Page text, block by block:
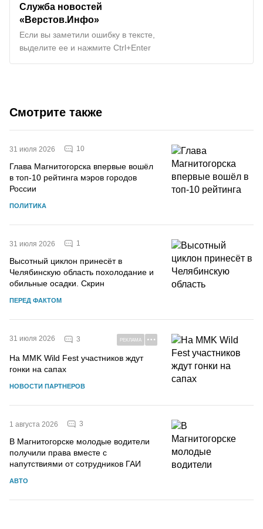
Служба новостей
«Верстов.Инфо»
Если вы заметили ошибку в тексте,
выделите ее и нажмите Ctrl+Enter
Смотрите также
31 июля 2026 10
Глава Магнитогорска впервые вошёл
в топ-10 рейтинга мэров городов
России
ПОЛИТИКА
31 июля 2026 1
Высотный циклон принесёт в
Челябинскую область похолодание и
обильные осадки. Скрин
ПЕРЕД ФАКТОМ
31 июля 2026 3 РЕКЛАМА
На MMK Wild Fest участников ждут
гонки на сапах
НОВОСТИ ПАРТНЕРОВ
1 августа 2026 3
В Магнитогорске молодые водители
получили права вместе с
напутствиями от сотрудников ГАИ
АВТО